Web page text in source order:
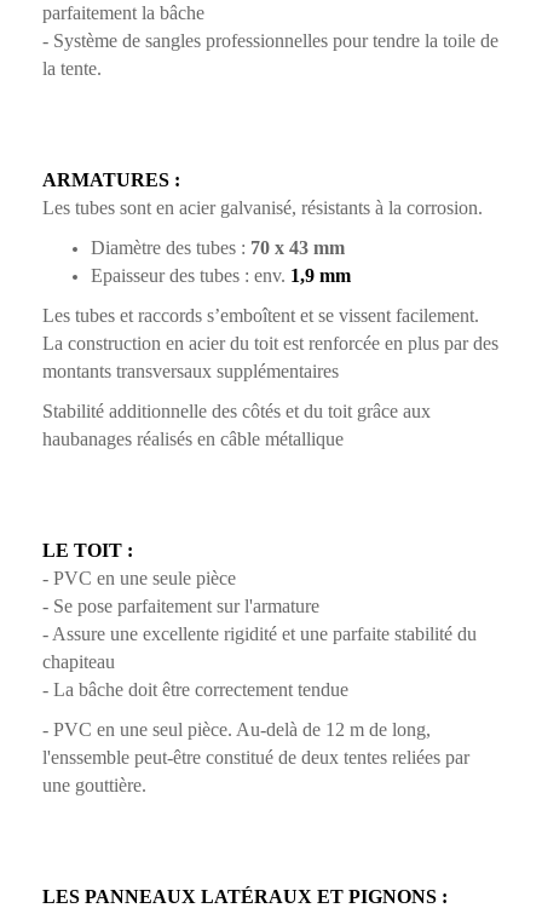
parfaitement la bâche
- Système de sangles professionnelles pour tendre la toile de
la tente.
ARMATURES :
Les tubes sont en acier galvanisé, résistants à la corrosion.
Diamètre des tubes : 70 x 43 mm
Epaisseur des tubes : env. 1,9 mm
Les tubes et raccords s’emboîtent et se vissent facilement.
La construction en acier du toit est renforcée en plus par des
montants transversaux supplémentaires
Stabilité additionnelle des côtés et du toit grâce aux
haubanages réalisés en câble métallique
LE TOIT :
- PVC en une seule pièce
- Se pose parfaitement sur l'armature
- Assure une excellente rigidité et une parfaite stabilité du
chapiteau
- La bâche doit être correctement tendue
- PVC en une seul pièce. Au-delà de 12 m de long,
l'enssemble peut-être constitué de deux tentes reliées par
une gouttière.
LES PANNEAUX LATÉRAUX ET PIGNONS :